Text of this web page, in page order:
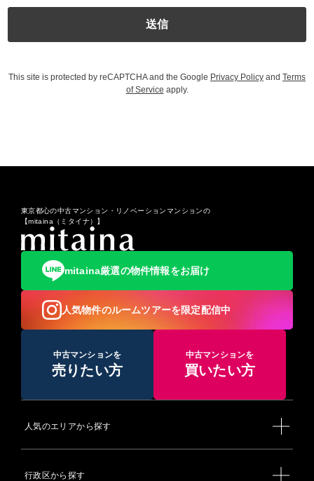
This site is protected by reCAPTCHA and the Google Privacy Policy and Terms
of Service apply.
東京都心の中古マンション・リノベーションマンションの
【mitaina（ミタイナ）】
mitaina厳選の物件情報をお届け
人気物件のルームツアーを限定配信中
中古マンションを
売りたい方
中古マンションを
買いたい方
人気のエリアから探す
行政区から探す